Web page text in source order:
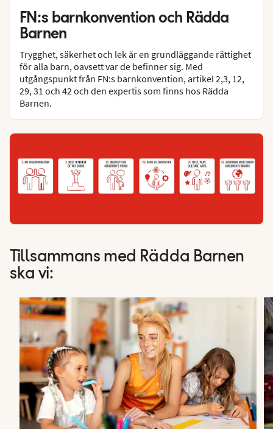
FN:s barnkonvention och Rädda
Barnen
Trygghet, säkerhet och lek är en grundläggande rättighet
för alla barn, oavsett var de befinner sig. Med
utgångspunkt från FN:s barnkonvention, artikel 2,3, 12,
29, 31 och 42 och den expertis som finns hos Rädda
Barnen.
Tillsammans med Rädda Barnen
ska vi: